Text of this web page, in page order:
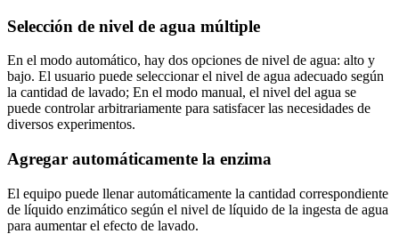
Selección de nivel de agua múltiple
En el modo automático, hay dos opciones de nivel de agua: alto y
bajo. El usuario puede seleccionar el nivel de agua adecuado según
la cantidad de lavado; En el modo manual, el nivel del agua se
puede controlar arbitrariamente para satisfacer las necesidades de
diversos experimentos.
Agregar automáticamente la enzima
El equipo puede llenar automáticamente la cantidad correspondiente
de líquido enzimático según el nivel de líquido de la ingesta de agua
para aumentar el efecto de lavado.